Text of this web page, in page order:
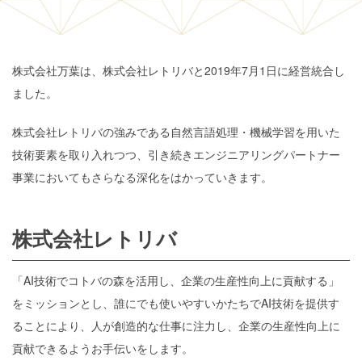
株式会社万葉は、株式会社レトリバと2019年7月1日に経営統合し
ました。
株式会社レトリバの強みである自然言語処理・機械学習を用いた
技術要素を取り入れつつ、引き続きエンジニアリングパートナー
事業においてもさらなる深化をはかっていきます。
株式会社レトリバ
「AI技術でコトバの森を活用し、企業の生産性向上に貢献する」
をミッションとし、誰にでも使いやすいかたちでAI技術を提供す
ることにより、人が創造的な仕事に注力し、企業の生産性向上に
貢献できるようお手伝いをします。